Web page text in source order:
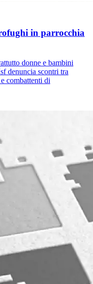
in parrocchia
donne e bambini
denuncia scontri tra
combattenti di